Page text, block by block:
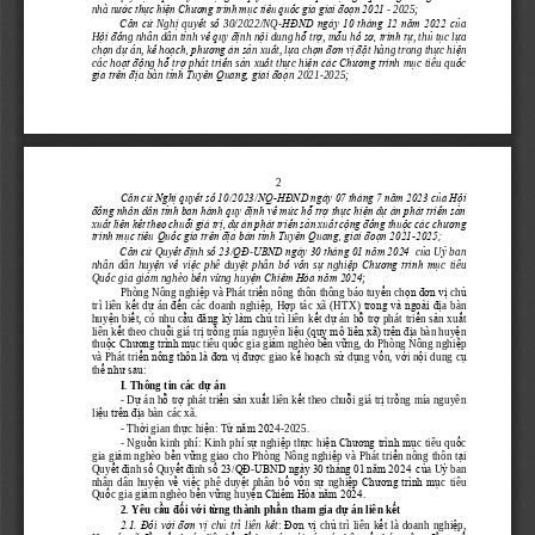
nhà nước thực hiện Chương trình mục tiêu quốc gia giai đoạn 2021 - 2025;
Căn cứ Nghị quyết số 30/2022/NQ-HĐND ngày 10 tháng 12 năm 2022 của
Hội đồng nhân dân tỉnh về quy định nội dung hỗtrợ, mẫu hồ sơ, trình tự, thủ tục lựa
chọn dựán, kếhoạch, phương án sản xuất, lựa chọn đơn vị đặt hàng trong thực hiện
các hoạt động hỗ trợphát triển sản xuất thực hiện các Chương trình mục tiêu quốc
gia trên địa bàn tỉnh Tuyên Quang, giai đoạn 2021-2025;
2
Căn cứ Nghị quyết số 10/2023/NQ-HĐND ngày 07 tháng 7 năm 2023 của Hội
đồng nhân dân tỉnh ban hành quy định về mức hỗ trợ thực hiện dự án phát triển sản
xuất liên kết theo chuỗi giá trị, dự án phát triển sản xuất cộng đồng thuộc các chương
trình mục tiêu Quốc gia trên địa bàn tỉnh Tuyên Quang, giai đoạn 2021-2025;
Căn cứ Quyết định số 23/QĐ-UBND ngày 30 tháng 01 năm 2024 của Uỷ ban
nhân  dân  huyện về việc  phê  duyệt  phân  bổ vốn  sự nghiệp Chương trình mục  tiêu
Quốc gia giảm nghèo bền vững huyện Chiêm Hóa năm 2024;
Phòng Nông nghiệp và Phát triển nông thôn thông báo tuyển chọn đơn vị chủ
trì liên kết dự án đến các doanh nghiệp, Hợp tác xã (HTX) trong và ngoài địa bàn
huyện biết, có nhu cầu đăng ký làm chủ trì liên kết dự án hỗ trợ phát triển sản xuất
liên kết theo chuỗi giá trị trồng mía nguyên liệu (quy mô liên xã) trên địa bàn huyện
thuộc Chương trình mục tiêu quốc gia giảm nghèo bền vững do Phòng Nông nghiệp
và Phát triển nông thôn là đơn vị được giao kế hoạch sử dụng vốn, với nội dung cụ
thể như sau:
I. Thông tin các dự án
- Dự án hỗ trợ phát triển sản xuất liên kết theo chuỗi giá trị trồng mía nguyên
liệu trên địa bàn các xã.
- Thời gian thực hiện: Từ năm 2024-2025.
- Nguồn kinh phí: Kinh phí sự nghiệp thực hiện Chương trình mục tiêu quốc
gia giảm nghèo bền vững giao cho Phòng Nông nghiệp và Phát triển nông thôn tại
Quyết định số Quyết định số 23/QĐ-UBND ngày 30 tháng 01 năm 2024  của Uỷ ban
nhân dân  huyện  về việc  phê duyệt  phân  bổ vốn sự nghiệp Chương trình mục  tiêu
Quốc gia giảm nghèo bền vững huyện Chiêm Hóa năm 2024.
2. Yêu cầu đối với từng thành phần tham gia dự án liên kết
2.1. Đối với đơn vị chủ trì liên kết: Đơn vị chủ trì liên kết là doanh nghiệp,